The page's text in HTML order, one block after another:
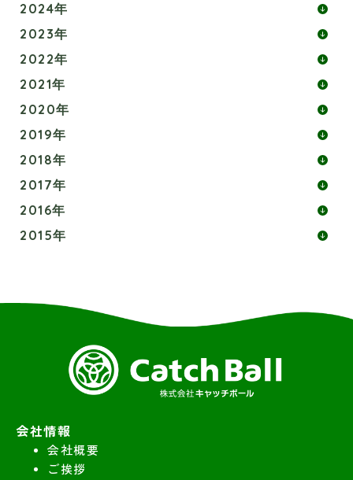
2024年
2023年
2022年
2021年
2020年
2019年
2018年
2017年
2016年
2015年
会社情報
会社概要
ご挨拶